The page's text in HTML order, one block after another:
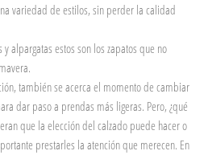
variedad de estilos, sin perder la calidad
alpargatas estos son los zapatos que no
también se acerca el momento de cambiar
dar paso a prendas más ligeras. Pero, ¿qué
que la elección del calzado puede hacer o
prestarles la atención que merecen. En